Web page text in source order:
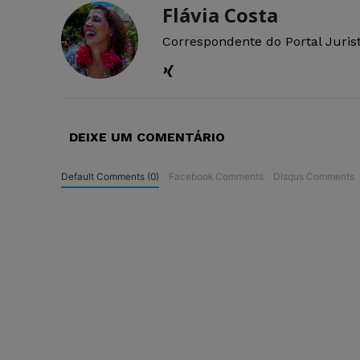
Flávia Costa
Correspondente do Portal
DEIXE UM COMENTÁRIO
Default Comments (0) Facebook Comments Disqus Comments